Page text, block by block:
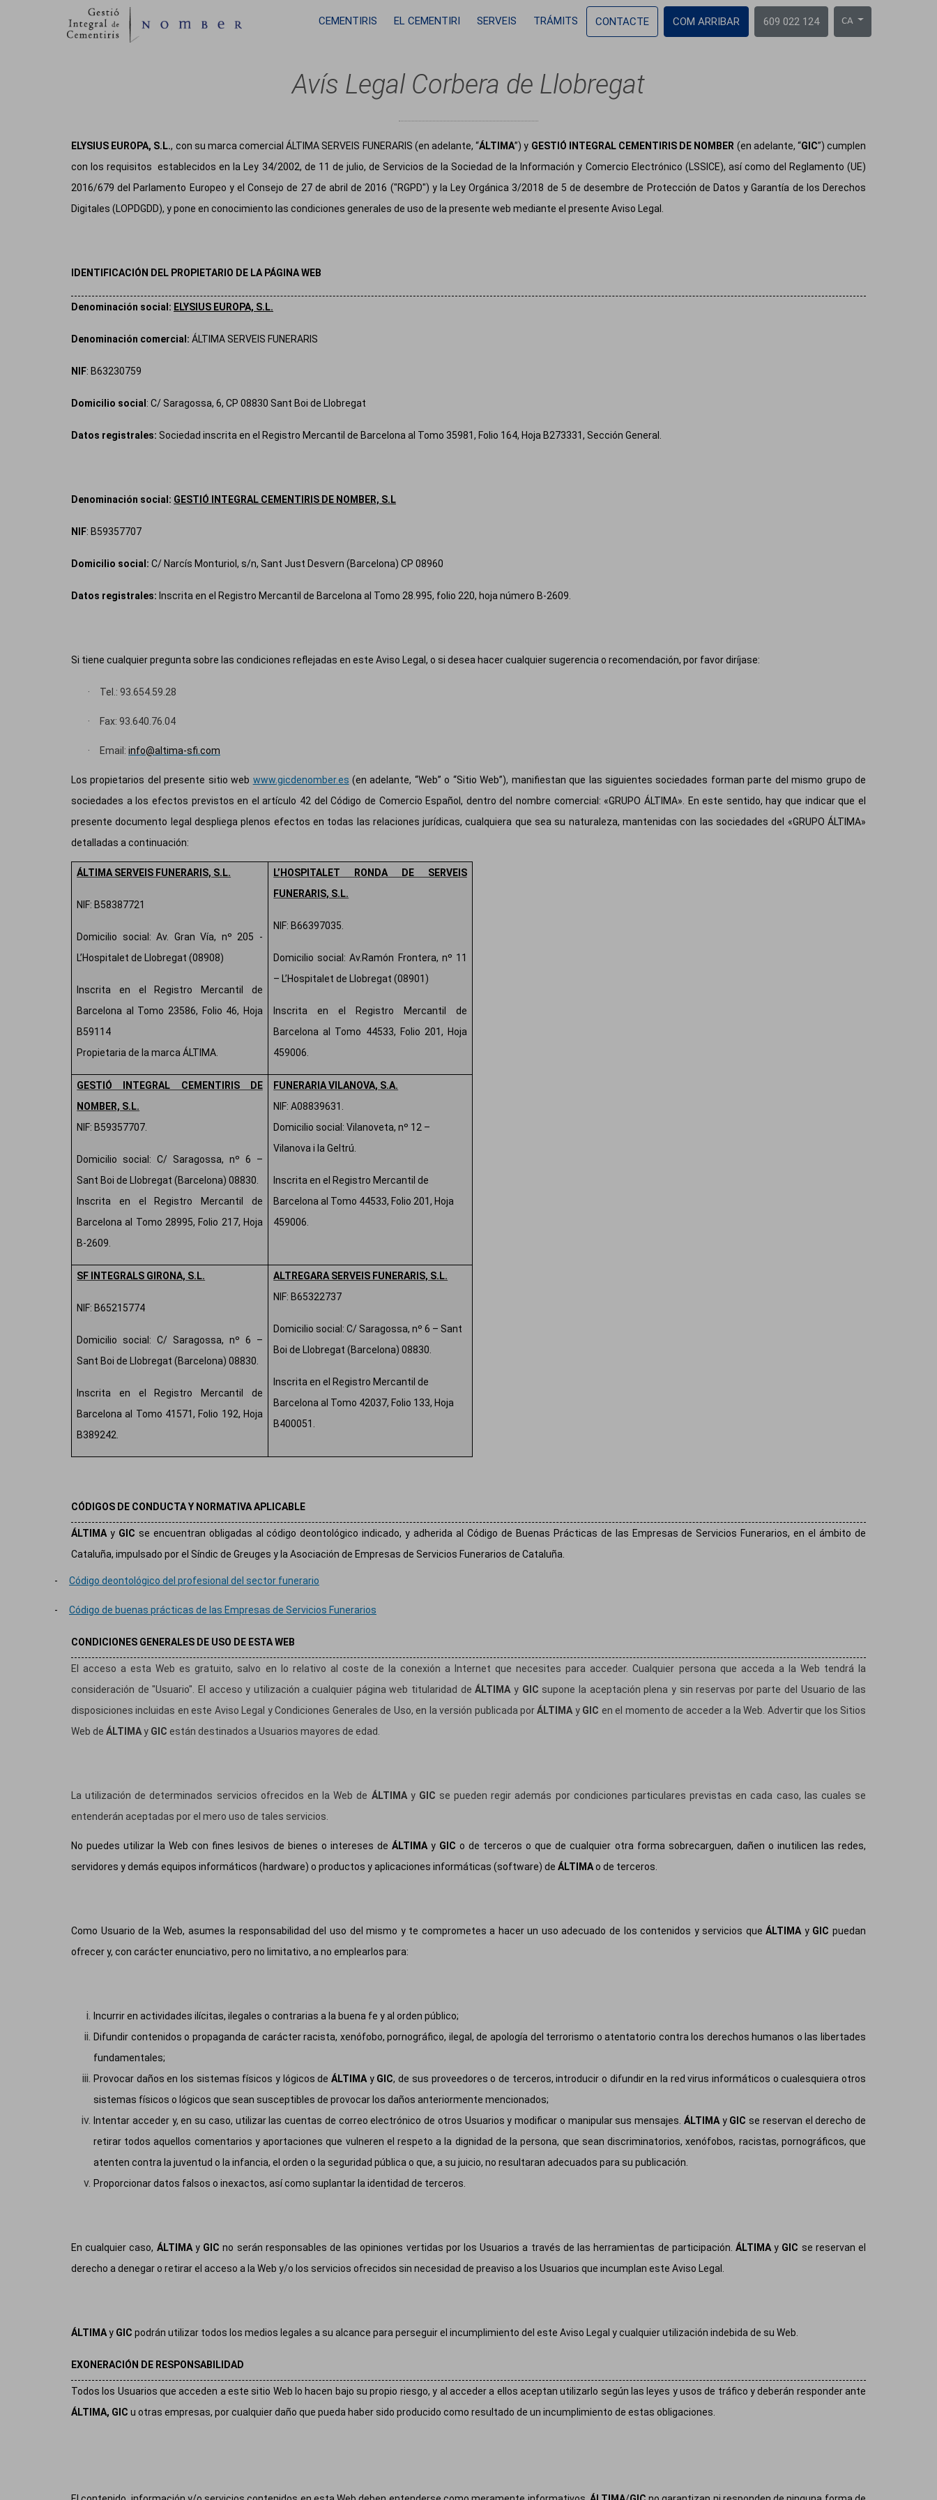
Menú ppal cat Corbera de Llobregat
CEMENTIRIS EL CEMENTIRI SERVEIS TRÁMITS CONTACTE COM ARRIBAR 609 022 124 CA
Avís Legal Corbera de Llobregat
ELYSIUS EUROPA, S.L., con su marca comercial ÁLTIMA SERVEIS FUNERARIS (en adelante, “ÁLTIMA”) y GESTIÓ INTEGRAL CEMENTIRIS DE NOMBER (en adelante, “GIC”) cumplen
con los requisitos establecidos en la Ley 34/2002, de 11 de julio, de Servicios de la Sociedad de la Información y Comercio Electrónico (LSSICE), así como del Reglamento (UE)
2016/679 del Parlamento Europeo y el Consejo de 27 de abril de 2016 ("RGPD") y la Ley Orgánica 3/2018 de 5 de desembre de Protección de Datos y Garantía de los Derechos
Digitales (LOPDGDD), y pone en conocimiento las condiciones generales de uso de la presente web mediante el presente Aviso Legal.
IDENTIFICACIÓN DEL PROPIETARIO DE LA PÁGINA WEB
Denominación social: ELYSIUS EUROPA, S.L.
Denominación comercial: ÁLTIMA SERVEIS FUNERARIS
NIF: B63230759
Domicilio social : C/ Saragossa, 6, CP 08830 Sant Boi de Llobregat
Datos registrales: Sociedad inscrita en el Registro Mercantil de Barcelona al Tomo 35981, Folio 164, Hoja B273331, Sección General.
Denominación social: GESTIÓ INTEGRAL CEMENTIRIS DE NOMBER, S.L
NIF: B59357707
Domicilio social: C/ Narcís Monturiol, s/n, Sant Just Desvern (Barcelona) CP 08960
Datos registrales: Inscrita en el Registro Mercantil de Barcelona al Tomo 28.995, folio 220, hoja número B-2609.
Si tiene cualquier pregunta sobre las condiciones reflejadas en este Aviso Legal, o si desea hacer cualquier sugerencia o recomendación, por favor diríjase:
· Tel.: 93.654.59.28
· Fax: 93.640.76.04
· Email: info@altima-sfi.com
Los propietarios del presente sitio web www.gicdenomber.es (en adelante, “Web” o “Sitio Web”), manifiestan que las siguientes sociedades forman parte del mismo grupo de
sociedades a los efectos previstos en el artículo 42 del Código de Comercio Español, dentro del nombre comercial: «GRUPO ÁLTIMA». En este sentido, hay que indicar que el
presente documento legal despliega plenos efectos en todas las relaciones jurídicas, cualquiera que sea su naturaleza, mantenidas con las sociedades del «GRUPO ÁLTIMA»
detalladas a continuación:
ÁLTIMA SERVEIS FUNERARIS, S.L.
NIF: B58387721
Domicilio social: Av. Gran Vía, nº 205 -
L’Hospitalet de Llobregat (08908)
Inscrita en el Registro Mercantil de
Barcelona al Tomo 23586, Folio 46, Hoja
B59114
Propietaria de la marca ÁLTIMA.
L’HOSPITALET RONDA DE SERVEIS
FUNERARIS, S.L.
NIF: B66397035.
Domicilio social: Av.Ramón Frontera, nº 11
– L’Hospitalet de Llobregat (08901)
Inscrita en el Registro Mercantil de
Barcelona al Tomo 44533, Folio 201, Hoja
459006.
GESTIÓ INTEGRAL CEMENTIRIS DE
NOMBER, S.L.
NIF: B59357707.
Domicilio social: C/ Saragossa, nº 6 –
Sant Boi de Llobregat (Barcelona) 08830.
Inscrita en el Registro Mercantil de
Barcelona al Tomo 28995, Folio 217, Hoja
B-2609.
FUNERARIA VILANOVA, S.A.
NIF: A08839631.
Domicilio social: Vilanoveta, nº 12 –
Vilanova i la Geltrú.
Inscrita en el Registro Mercantil de
Barcelona al Tomo 44533, Folio 201, Hoja
459006.
SF INTEGRALS GIRONA, S.L.
NIF: B65215774
Domicilio social: C/ Saragossa, nº 6 –
Sant Boi de Llobregat (Barcelona) 08830.
Inscrita en el Registro Mercantil de
Barcelona al Tomo 41571, Folio 192, Hoja
B389242.
ALTREGARA SERVEIS FUNERARIS, S.L.
NIF: B65322737
Domicilio social: C/ Saragossa, nº 6 – Sant
Boi de Llobregat (Barcelona) 08830.
Inscrita en el Registro Mercantil de
Barcelona al Tomo 42037, Folio 133, Hoja
B400051.
CÓDIGOS DE CONDUCTA Y NORMATIVA APLICABLE
ÁLTIMA y GIC se encuentran obligadas al código deontológico indicado, y adherida al Código de Buenas Prácticas de las Empresas de Servicios Funerarios, en el ámbito de
Cataluña, impulsado por el Síndic de Greuges y la Asociación de Empresas de Servicios Funerarios de Cataluña.
- Código deontológico del profesional del sector funerario
- Código de buenas prácticas de las Empresas de Servicios Funerarios
CONDICIONES GENERALES DE USO DE ESTA WEB
El acceso a esta Web es gratuito, salvo en lo relativo al coste de la conexión a Internet que necesites para acceder. Cualquier persona que acceda a la Web tendrá la
consideración de "Usuario". El acceso y utilización a cualquier página web titularidad deÁLTIMA y GIC supone la aceptación plena y sin reservas por parte del Usuario de las
disposiciones incluidas en este Aviso Legal y Condiciones Generales de Uso, en la versión publicada porÁLTIMA y GIC en el momento de acceder a la Web. Advertir que los Sitios
Web de ÁLTIMAy GIC están destinados a Usuarios mayores de edad.
La utilización de determinados servicios ofrecidos en la Web de ÁLTIMA y GIC se pueden regir además por condiciones particulares previstas en cada caso, las cuales se
entenderán aceptadas por el mero uso de tales servicios.
No puedes utilizar la Web con fines lesivos de bienes o intereses de ÁLTIMAy GIC o de terceros o que de cualquier otra forma sobrecarguen, dañen o inutilicen las redes,
servidores y demás equipos informáticos (hardware) o productos y aplicaciones informáticas (software) de ÁLTIMAo de terceros.
Como Usuario de la Web, asumes la responsabilidad del uso del mismo y te comprometes a hacer un uso adecuado de los contenidos y servicios queÁLTIMA y GICpuedan
ofrecer y, con carácter enunciativo, pero no limitativo, a no emplearlos para:
Incurrir en actividades ilícitas, ilegales o contrarias a la buena fe y al orden público;
Difundir contenidos o propaganda de carácter racista, xenófobo, pornográfico, ilegal, de apología del terrorismo o atentatorio contra los derechos humanos o las libertades
fundamentales;
Provocar daños en los sistemas físicos y lógicos deÁLTIMA y GIC, de sus proveedores o de terceros, introducir o difundir en la red virus informáticos o cualesquiera otros
sistemas físicos o lógicos que sean susceptibles de provocar los daños anteriormente mencionados;
Intentar acceder y, en su caso, utilizar las cuentas de correo electrónico de otros Usuarios y modificar o manipular sus mensajes. ÁLTIMA y GIC se reservan el derecho de
retirar todos aquellos comentarios y aportaciones que vulneren el respeto a la dignidad de la persona, que sean discriminatorios, xenófobos, racistas, pornográficos, que
atenten contra la juventud o la infancia, el orden o la seguridad pública o que, a su juicio, no resultaran adecuados para su publicación.
Proporcionar datos falsos o inexactos, así como suplantar la identidad de terceros.
En cualquier caso, ÁLTIMA y GIC no serán responsables de las opiniones vertidas por los Usuarios a través de las herramientas de participación. ÁLTIMAy GIC se reservan el
derecho a denegar o retirar el acceso a la Web y/o los servicios ofrecidos sin necesidad de preaviso a los Usuarios que incumplan este Aviso Legal.
ÁLTIMAy GIC podrán utilizar todos los medios legales a su alcance para perseguir el incumplimiento del este Aviso Legal y cualquier utilización indebida de su Web.
EXONERACIÓN DE RESPONSABILIDAD
Todos los Usuarios que acceden a este sitio Web lo hacen bajo su propio riesgo, y al acceder a ellos aceptan utilizarlo según las leyes y usos de tráfico y deberán responder ante
ÁLTIMA, GIC u otras empresas, por cualquier daño que pueda haber sido producido como resultado de un incumplimiento de estas obligaciones.